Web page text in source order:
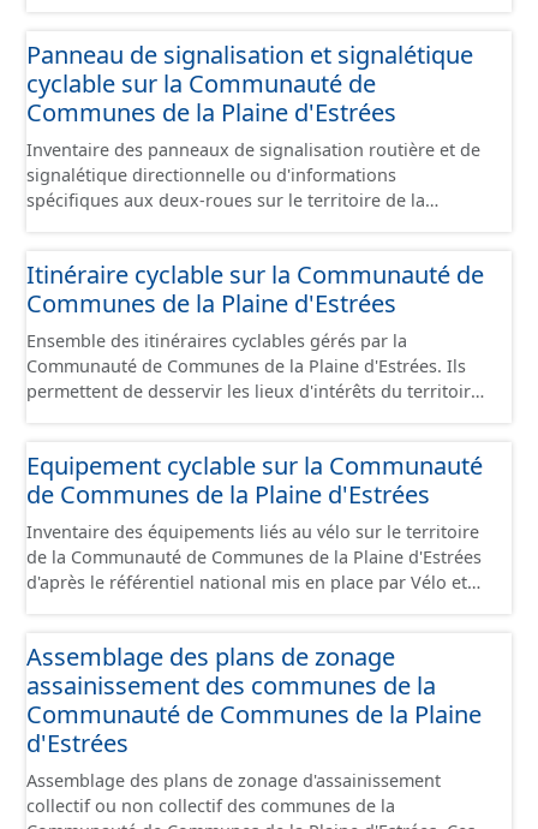
données des feuilles de plan à la commune, elles même
regroupées à l'échelle de la Communauté de Communes
de la Plaine d'Estrées.
prescriptions nationales du CNIG. Malgré l'attention
portée à la création de ces données, il est rappelé que
seuls les documents papiers font foi et sont opposables
Panneau de signalisation et signalétique
cyclable sur la Communauté de
Communes de la Plaine d'Estrées
Inventaire des panneaux de signalisation routière et de
signalétique directionnelle ou d'informations
spécifiques aux deux-roues sur le territoire de la
en cours de réalisation. Cet inventaire est en cours, la
donnée n'est donc pas exhaustive.
Itinéraire cyclable sur la Communauté de
Communes de la Plaine d'Estrées
Ensemble des itinéraires cyclables gérés par la
Communauté de Communes de la Plaine d'Estrées. Ils
permettent de desservir les lieux d'intérêts du territoire
de bonnes conditions. Ils peuvent emprunter tout type
de voies sécurisées : voie verte, piste cyclable, voie à
couloir partagé avec les bus, aire piétonne, bandes
cyclables ou jalonnement sur chaussée. Les itinéraires
ne sont pas des aménagements mais une succession
peuvent emprunter des tronçons de voies non
aménagés pour assurer une continuité. Ce jeu de
données comprend uniquement les données avec un
statut "en service", "en travaux" ou "provisoire".
Equipement cyclable sur la Communauté
de Communes de la Plaine d'Estrées
Inventaire des équipements liés au vélo sur le territoire
de la Communauté de Communes de la Plaine d'Estrées
d'après le référentiel national mis en place par Vélo et
comprend également la localisation des aires de
services/repos (autre fiche de métadonnée). Cette
information est compatible avec les données du
stationnement cyclable. Pour une meilleure visualisation
des informations, les données visibles pour les
utilisateurs de "Ma Carte" (outil interne de visualisation)
est uniquement celles des équipements hors
Assemblage des plans de zonage
assainissement des communes de la
Communauté de Communes de la Plaine
d'Estrées
Assemblage des plans de zonage d'assainissement
collectif ou non collectif des communes de la